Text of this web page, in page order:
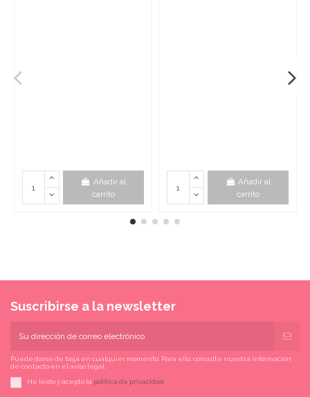
Añadir al
carrito
Añadir al
carrito
Suscribirse a la newsletter
Puede darse de baja en cualquier momento. Para ello, consulte nuestra información
de contacto en el aviso legal.
He leído y acepto la política de privacidad